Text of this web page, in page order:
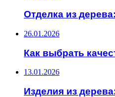
Отделка из
26.01.2026
Как выбрать
13.01.2026
Изделия из